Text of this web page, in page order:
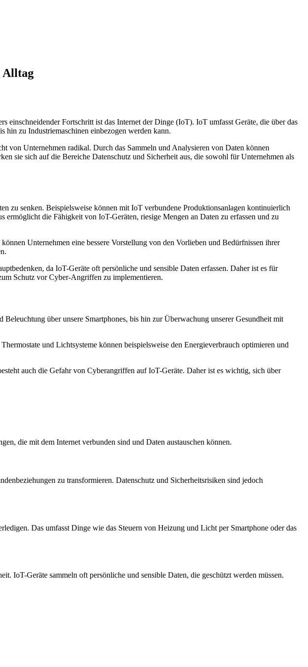
Alltag
einschneidender Fortschritt ist das Internet der Dinge (IoT). IoT umfasst Geräte, die über das
hin zu Industriemaschinen einbezogen werden kann.
von Unternehmen radikal. Durch das Sammeln und Analysieren von Daten können
sie sich auf die Bereiche Datenschutz und Sicherheit aus, die sowohl für Unternehmen als
zu senken. Beispielsweise können mit IoT verbundene Produktionsanlagen kontinuierlich
die Fähigkeit von IoT-Geräten, riesige Mengen an Daten zu erfassen und zu
Unternehmen eine bessere Vorstellung von den Vorlieben und Bedürfnissen ihrer
da IoT-Geräte oft persönliche und sensible Daten erfassen. Daher ist es für
Schutz vor Cyber-Angriffen zu implementieren.
über unsere Smartphones, bis hin zur Überwachung unserer Gesundheit mit
und Lichtsysteme können beispielsweise den Energieverbrauch optimieren und
auch die Gefahr von Cyberangriffen auf IoT-Geräte. Daher ist es wichtig, sich über
die mit dem Internet verbunden sind und Daten austauschen können.
zu transformieren. Datenschutz und Sicherheitsrisiken sind jedoch
Das umfasst Dinge wie das Steuern von Heizung und Licht per Smartphone oder das
IoT-Geräte sammeln oft persönliche und sensible Daten, die geschützt werden müssen.